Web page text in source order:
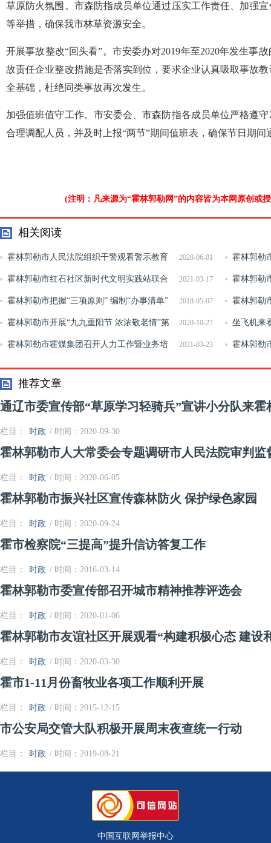
草原防火氛围。市森防指成员单位通过压实工作责任、加强
等举措，确保我市林草资源安全。
开展事故整改“回头看”。市安委办对2019年至2020年发生事
故责任企业整改措施是否落实到位，要求企业认真吸取事故
全基础，杜绝同类事故再次发生。
加强值班值守工作。市安委会、市森防指各成员单位严格遵
合理调配人员，并及时上报“两节”期间值班表，确保节日期间
(注明：凡来源为“霍林郭勒网”的内容皆为本网原创或
相关阅读
2020-06-01
霍林郭勒市人民法院组织干警观看警示教育
片
霍林郭勒
开展志愿者
2021-03-17
霍林郭勒市红石社区新时代文明实践站联合
苏木中心校开展“我爱家园 美化环境”植树活动
霍林郭勒
坚”战
2018-05-07
霍林郭勒市把握“三项原则” 编制“办事清单” 霍林郭勒
风
2020-10-27
霍林郭勒市开展“九九重阳节 浓浓敬老情”第
七届重阳节文艺演出活动
坐飞机来
行
2021-03-23
霍林郭勒市霍煤集团召开人力工作暨业务培
训会
霍林郭勒
查救助专项
推荐文章
通辽市委宣传部“草原学习轻骑兵”宣讲小分队来
栏目： 时政 / 时间：2020-09-30
霍林郭勒市人大常委会专题调研市人民法院审判监
栏目： 时政 / 时间：2020-06-05
霍林郭勒市振兴社区宣传森林防火 保护绿色家园
栏目： 时政 / 时间：2020-09-24
霍市检察院“三提高”提升信访答复工作
栏目： 时政 / 时间：2016-03-14
霍林郭勒市委宣传部召开城市精神推荐评选会
栏目： 时政 / 时间：2020-01-06
霍林郭勒市友谊社区开展观看“构建积极心态 建设
栏目： 时政 / 时间：2020-03-30
霍市1-11月份畜牧业各项工作顺利开展
栏目： 时政 / 时间：2015-12-15
市公安局交管大队积极开展周末夜查统一行动
栏目： 时政 / 时间：2019-08-21
中国互联网举报中心